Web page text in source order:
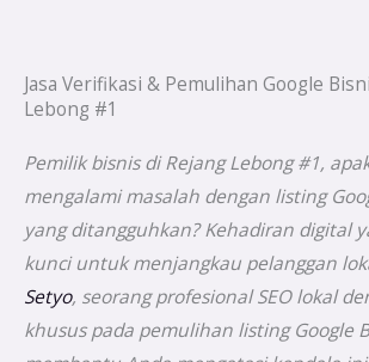
Jasa Verifikasi & Pemulihan Google
Lebong #1
Pemilik bisnis di Rejang Lebong #1,
mengalami masalah dengan listing
yang ditangguhkan? Kehadiran digital
kunci untuk menjangkau pelanggan
Setyo, seorang profesional SEO lokal
khusus pada pemulihan listing Google